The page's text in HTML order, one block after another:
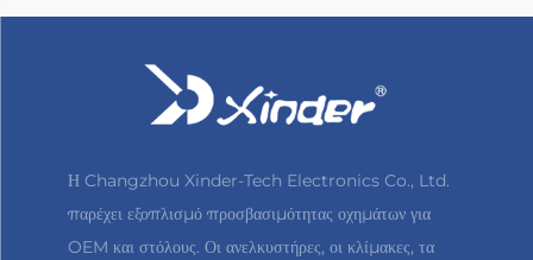
Η Changzhou Xinder-Tech Electronics Co., Ltd.
παρέχει εξοπλισμό προσβασιμότητας οχημάτων για
OEM και στόλους. Οι ανελκυστήρες, οι κλίμακες, τα